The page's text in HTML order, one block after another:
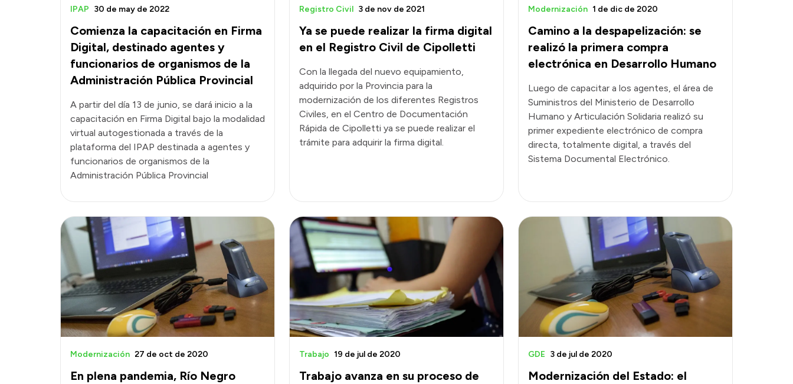
Comienza la capacitación en Firma
Digital, destinado agentes y
funcionarios de organismos de la
Administración Pública Provincial
IPAP 30 de may de 2022
A partir del día 13 de junio, se dará inicio a la
capacitación en Firma Digital bajo la modalidad
virtual autogestionada a través de la
plataforma del IPAP destinada a agentes y
funcionarios de organismos de la
Administración Pública Provincial
Ya se puede realizar la firma digital
en el Registro Civil de Cipolletti
Registro Civil 3 de nov de 2021
Con la llegada del nuevo equipamiento,
adquirido por la Provincia para la
modernización de los diferentes Registros
Civiles, en el Centro de Documentación
Rápida de Cipolletti ya se puede realizar el
trámite para adquirir la firma digital.
Camino a la despapelización: se
realizó la primera compra
electrónica en Desarrollo Humano
Modernización 1 de dic de 2020
Luego de capacitar a los agentes, el área de
Suministros del Ministerio de Desarrollo
Humano y Articulación Solidaria realizó su
primer expediente electrónico de compra
directa, totalmente digital, a través del
Sistema Documental Electrónico.
En plena pandemia, Río Negro
Modernización 27 de oct de 2020
Trabajo avanza en su proceso de
Trabajo 19 de jul de 2020
Modernización del Estado: el
GDE 3 de jul de 2020